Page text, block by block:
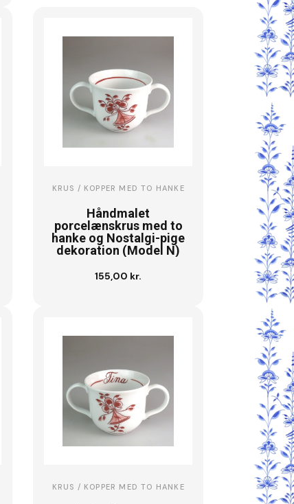
KRUS / KOPPER MED TO HANKE
Håndmalet
porcelænskrus med to
hanke og Nostalgi-pige
dekoration (Model N)
155,00 kr.
Se vare
KRUS / KOPPER MED TO HANKE